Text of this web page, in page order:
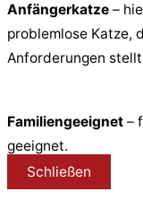
Anfängerkatze –
problemlose Katze,
Anforderungen
Familiengeeignet –
geeignet.
Schließen